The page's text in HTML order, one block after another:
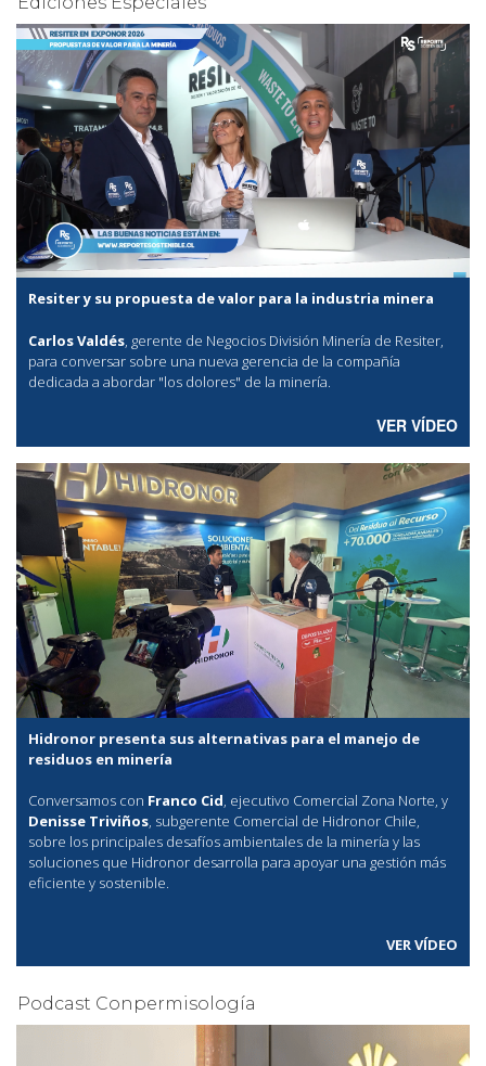
Resiter y su propuesta de valor para la industria minera
Carlos Valdés, gerente de Negocios División Minería de Resiter,
para conversar sobre una nueva gerencia de la compañía
dedicada a abordar "los dolores" de la minería.
VER VÍDEO
Hidronor presenta sus alternativas para el manejo de
residuos en minería
Conversamos con Franco Cid, ejecutivo Comercial Zona Norte, y
Denisse Triviños, subgerente Comercial de Hidronor Chile,
sobre los principales desafíos ambientales de la minería y las
soluciones que Hidronor desarrolla para apoyar una gestión más
eficiente y sostenible.
VER VÍDEO
Podcast Conpermisología